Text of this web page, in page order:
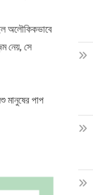
অলৌকিকভাবে
নেয়, সে
মানুষের পাপ